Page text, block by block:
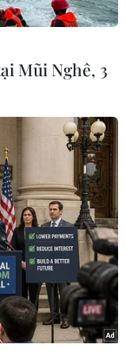
xuất khẩu
Mũi Nghê, 3